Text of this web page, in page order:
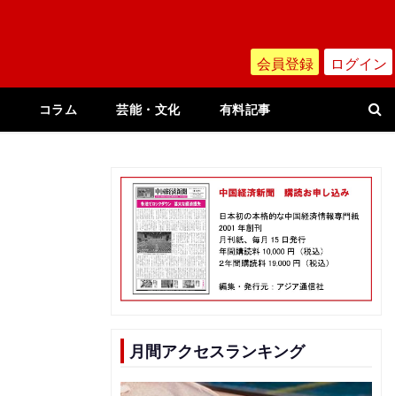
会員登録 ログイン
コラム 芸能・文化 有料記事
月間アクセスランキング